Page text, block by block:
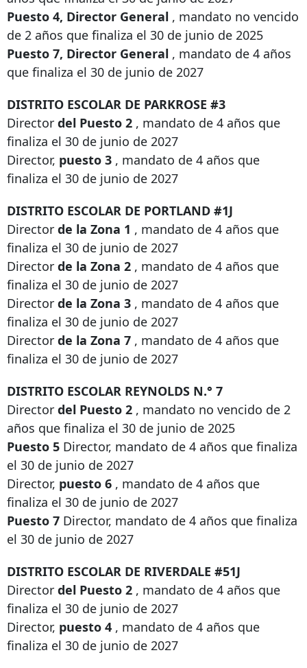
Puesto 4, Director General , mandato no vencido
de 2 años que finaliza el 30 de junio de 2025
Puesto 7, Director General , mandato de 4 años
que finaliza el 30 de junio de 2027
DISTRITO ESCOLAR DE PARKROSE #3
Director del Puesto 2 , mandato de 4 años que
finaliza el 30 de junio de 2027
Director, puesto 3 , mandato de 4 años que
finaliza el 30 de junio de 2027
DISTRITO ESCOLAR DE PORTLAND #1J
Director de la Zona 1 , mandato de 4 años que
finaliza el 30 de junio de 2027
Director de la Zona 2 , mandato de 4 años que
finaliza el 30 de junio de 2027
Director de la Zona 3 , mandato de 4 años que
finaliza el 30 de junio de 2027
Director de la Zona 7 , mandato de 4 años que
finaliza el 30 de junio de 2027
DISTRITO ESCOLAR REYNOLDS N.° 7
Director del Puesto 2 , mandato no vencido de 2
años que finaliza el 30 de junio de 2025
Puesto 5 Director, mandato de 4 años que finaliza
el 30 de junio de 2027
Director, puesto 6 , mandato de 4 años que
finaliza el 30 de junio de 2027
Puesto 7 Director, mandato de 4 años que finaliza
el 30 de junio de 2027
DISTRITO ESCOLAR DE RIVERDALE #51J
Director del Puesto 2 , mandato de 4 años que
finaliza el 30 de junio de 2027
Director, puesto 4 , mandato de 4 años que
finaliza el 30 de junio de 2027